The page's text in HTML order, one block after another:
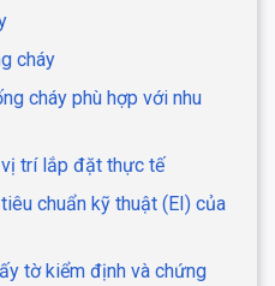
cháy
cháy phù hợp với nhu
trí lắp đặt thực tế
chuẩn kỹ thuật (EI) của
tờ kiểm định và chứng